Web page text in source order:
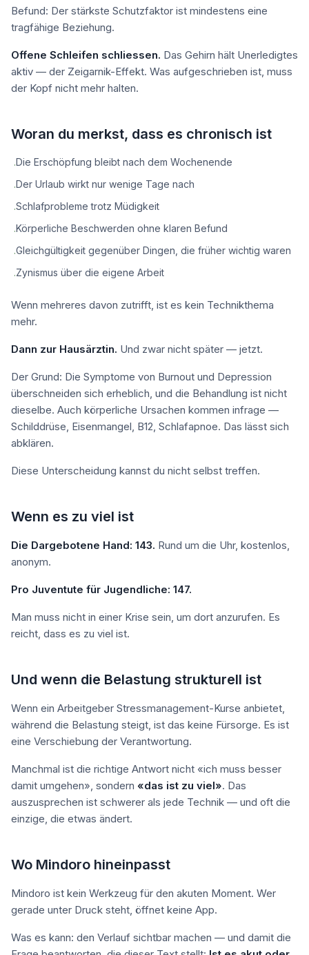
Befund: Der stärkste Schutzfaktor ist mindestens eine
tragfähige Beziehung.
Offene Schleifen schliessen. Das Gehirn hält Unerledigtes
aktiv — der Zeigarnik-Effekt. Was aufgeschrieben ist, muss
der Kopf nicht mehr halten.
Woran du merkst, dass es chronisch ist
·Die Erschöpfung bleibt nach dem Wochenende
·Der Urlaub wirkt nur wenige Tage nach
·Schlafprobleme trotz Müdigkeit
·Körperliche Beschwerden ohne klaren Befund
·Gleichgültigkeit gegenüber Dingen, die früher wichtig waren
·Zynismus über die eigene Arbeit
Wenn mehreres davon zutrifft, ist es kein Technikthema
mehr.
Dann zur Hausärztin. Und zwar nicht später — jetzt.
Der Grund: Die Symptome von Burnout und Depression
überschneiden sich erheblich, und die Behandlung ist nicht
dieselbe. Auch körperliche Ursachen kommen infrage —
Schilddrüse, Eisenmangel, B12, Schlafapnoe. Das lässt sich
abklären.
Diese Unterscheidung kannst du nicht selbst treffen.
Wenn es zu viel ist
Die Dargebotene Hand: 143. Rund um die Uhr, kostenlos,
anonym.
Pro Juventute für Jugendliche: 147.
Man muss nicht in einer Krise sein, um dort anzurufen. Es
reicht, dass es zu viel ist.
Und wenn die Belastung strukturell ist
Wenn ein Arbeitgeber Stressmanagement-Kurse anbietet,
während die Belastung steigt, ist das keine Fürsorge. Es ist
eine Verschiebung der Verantwortung.
Manchmal ist die richtige Antwort nicht «ich muss besser
damit umgehen», sondern «das ist zu viel». Das
auszusprechen ist schwerer als jede Technik — und oft die
einzige, die etwas ändert.
Wo Mindoro hineinpasst
Mindoro ist kein Werkzeug für den akuten Moment. Wer
gerade unter Druck steht, öffnet keine App.
Was es kann: den Verlauf sichtbar machen — und damit die